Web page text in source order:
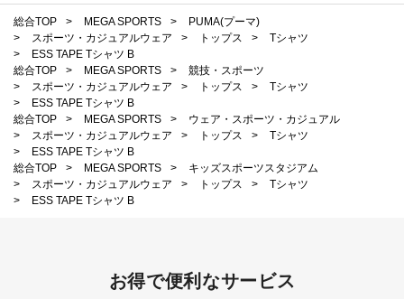
総合TOP > MEGA SPORTS >
PUMA(プーマ)
>
スポーツ・カジュアルウェア > トップス >
Tシャツ
>
ESS TAPE Tシャツ B
総合TOP
> MEGA SPORTS >
競技・スポーツ
>
スポーツ・カジュアルウェア > トップス >
Tシャツ
>
ESS TAPE Tシャツ B
総合TOP
> MEGA SPORTS >
ウェア・スポーツ・カジュアル
>
スポーツ・カジュアルウェア > トップス >
Tシャツ
>
ESS TAPE Tシャツ B
総合TOP
> MEGA SPORTS >
キッズスポーツスタジアム
>
スポーツ・カジュアルウェア > トップス >
Tシャツ
>
ESS TAPE Tシャツ B
お得で便利なサービス